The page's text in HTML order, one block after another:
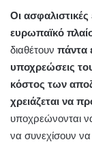
Οι
ευρωπαϊκό
διαθέτουν πάντα
υποχρεώσεις
κόστος των
χρειάζεται να
υποχρεώνονται
να συνεχίσουν